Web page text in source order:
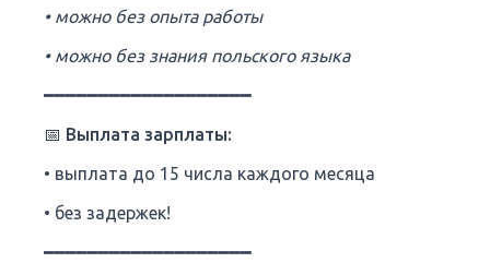
• можно без опыта работы
• можно без знания польского языка
━━━━━━━━━━━━━━━━━━━
📅 Выплата зарплаты:
• выплата до 15 числа каждого месяца
• без задержек!
━━━━━━━━━━━━━━━━━━━